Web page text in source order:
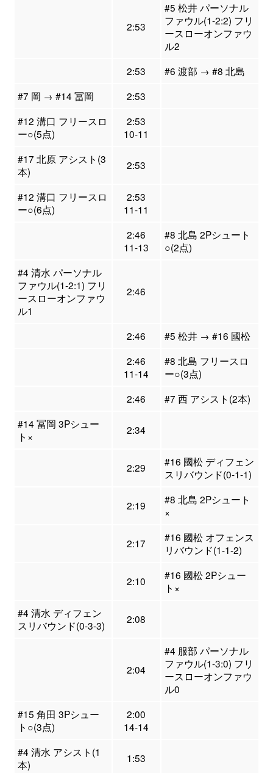
2:53
#5 松井 パーソナル
ファウル(1-2:2) フリ
ースローオンファウ
ル2
2:53
#6 渡部 → #8 北島
#7 岡 → #14 冨岡
2:53
#12 溝口 フリースロ
ー○(5点)
2:53
10-11
#17 北原 アシスト(3
本)
2:53
#12 溝口 フリースロ
ー○(6点)
2:53
11-11
2:46
11-13
#8 北島 2Pシュート
○(2点)
#4 清水 パーソナル
ファウル(1-2:1) フリ
ースローオンファウ
ル1
2:46
2:46
#5 松井 → #16 國松
2:46
11-14
#8 北島 フリースロ
ー○(3点)
2:46
#7 西 アシスト(2本)
#14 冨岡 3Pシュー
ト×
2:34
2:29
#16 國松 ディフェン
スリバウンド(0-1-1)
2:19
#8 北島 2Pシュート
×
2:17
#16 國松 オフェンス
リバウンド(1-1-2)
2:10
#16 國松 2Pシュー
ト×
#4 清水 ディフェン
スリバウンド(0-3-3)
2:08
2:04
#4 服部 パーソナル
ファウル(1-3:0) フリ
ースローオンファウ
ル0
#15 角田 3Pシュー
ト○(3点)
2:00
14-14
#4 清水 アシスト(1
本)
1:53